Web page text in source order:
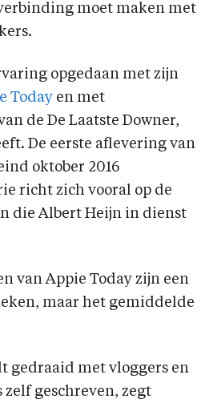
moet maken met
opgedaan met zijn
Today en met
de De Laatste Downer,
De eerste aflevering van
oktober 2016
richt zich vooral op de
die Albert Heijn in dienst
van Appie Today zijn een
maar het gemiddelde
gedraaid met vloggers en
geschreven, zegt